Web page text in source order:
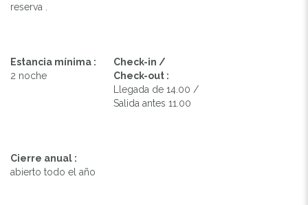
reserva .
Estancia mínima :
2 noche
Check-in /
Check-out :
Llegada de 14.00 /
Salida antes 11.00
Cierre anual :
abierto todo el año